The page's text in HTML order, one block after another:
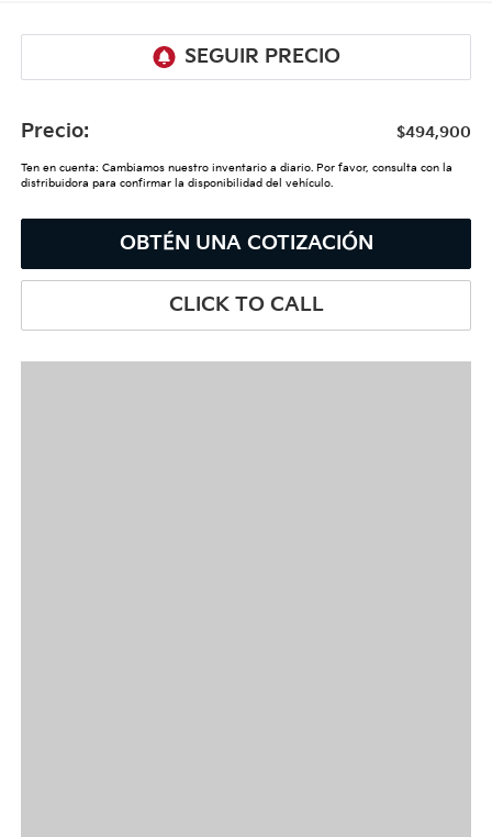
Precio: $494,900
Ten en cuenta: Cambiamos nuestro inventario a diario. Por favor, consulta con la
distribuidora para confirmar la disponibilidad del vehículo.
OBTÉN UNA COTIZACIÓN
CLICK TO CALL